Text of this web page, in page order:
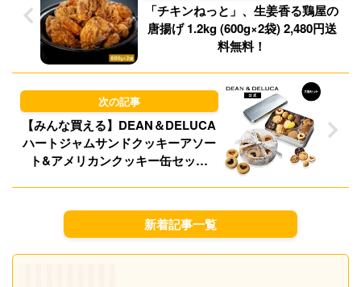
n
「チキンねっと」、生姜香る鶏屋の
唐揚げ 1.2kg (600g×2袋) 2,480円送
料無料！
【みんな買える】DEAN＆DELUCA
ハートジャムサンドクッキーアソー
ト&アメリカンクッキー缶セット
新着記事一覧